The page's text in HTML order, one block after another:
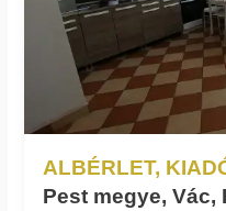
ALBÉRLET,
Pest megye, Vác,